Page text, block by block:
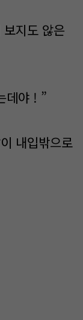
지도 않은
데야 ! ”
내입밖으로